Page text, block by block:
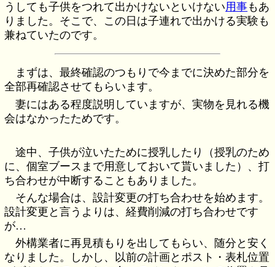
うしても子供をつれて出かけないといけない用事もあ
りました。そこで、この日は子連れで出かける実験も
兼ねていたのです。
まずは、最終確認のつもりで今までに決めた部分を
全部再確認させてもらいます。
妻にはある程度説明していますが、実物を見れる機
会はなかったためです。
途中、子供が泣いたために授乳したり（授乳のため
に、個室ブースまで用意しておいて貰いました）、打
ち合わせが中断することもありました。
そんな場合は、設計変更の打ち合わせを始めます。
設計変更と言うよりは、経費削減の打ち合わせです
が…
外構業者に再見積もりを出してもらい、随分と安く
なりました。しかし、以前の計画とポスト・表札位置